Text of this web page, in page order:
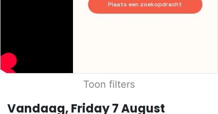
Plaats een zoekopdracht
Toon filters
Vandaag, Friday 7 August